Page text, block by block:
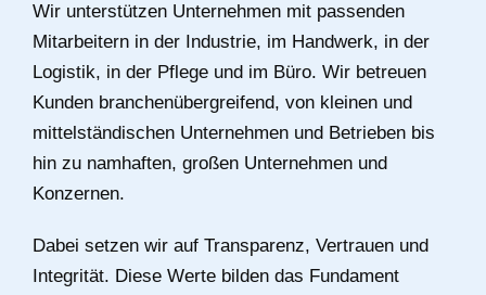
Wir unterstützen Unternehmen mit passenden
Mitarbeitern in der Industrie, im Handwerk, in der
Logistik, in der Pflege und im Büro. Wir betreuen
Kunden branchenübergreifend, von kleinen und
mittelständischen Unternehmen und Betrieben bis
hin zu namhaften, großen Unternehmen und
Konzernen.
Dabei setzen wir auf Transparenz, Vertrauen und
Integrität. Diese Werte bilden das Fundament